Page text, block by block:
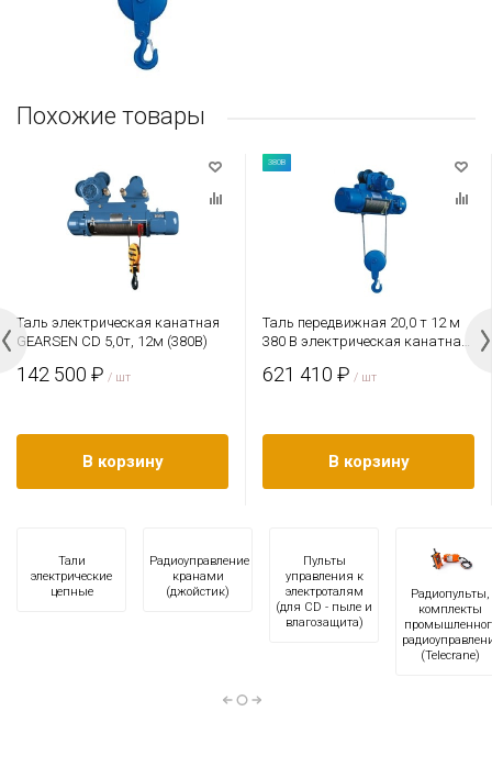
Похожие товары
Таль электрическая канатная
GEARSEN CD 5,0т, 12м (380В)
142 500 ₽ / шт
В корзину
380В
Таль передвижная 20,0 т 12 м
380 В электрическая канатная
двигатель)
621 410 ₽ / шт
В корзину
Тали
электрические
цепные
Радиоуправление
кранами
(джойстик)
Пульты
управления к
электроталям
(для CD - пыле и
влагозащита)
Радиопульты,
комплекты
(Telecrane)